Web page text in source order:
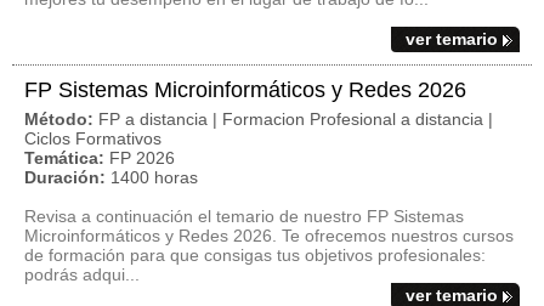
ver temario
FP Sistemas Microinformáticos y Redes 2026
Método: FP a distancia | Formacion Profesional a distancia |
Ciclos Formativos
Temática: FP 2026
Duración: 1400 horas
Revisa a continuación el temario de nuestro FP Sistemas
Microinformáticos y Redes 2026. Te ofrecemos nuestros cursos
de formación para que consigas tus objetivos profesionales:
podrás adqui...
ver temario